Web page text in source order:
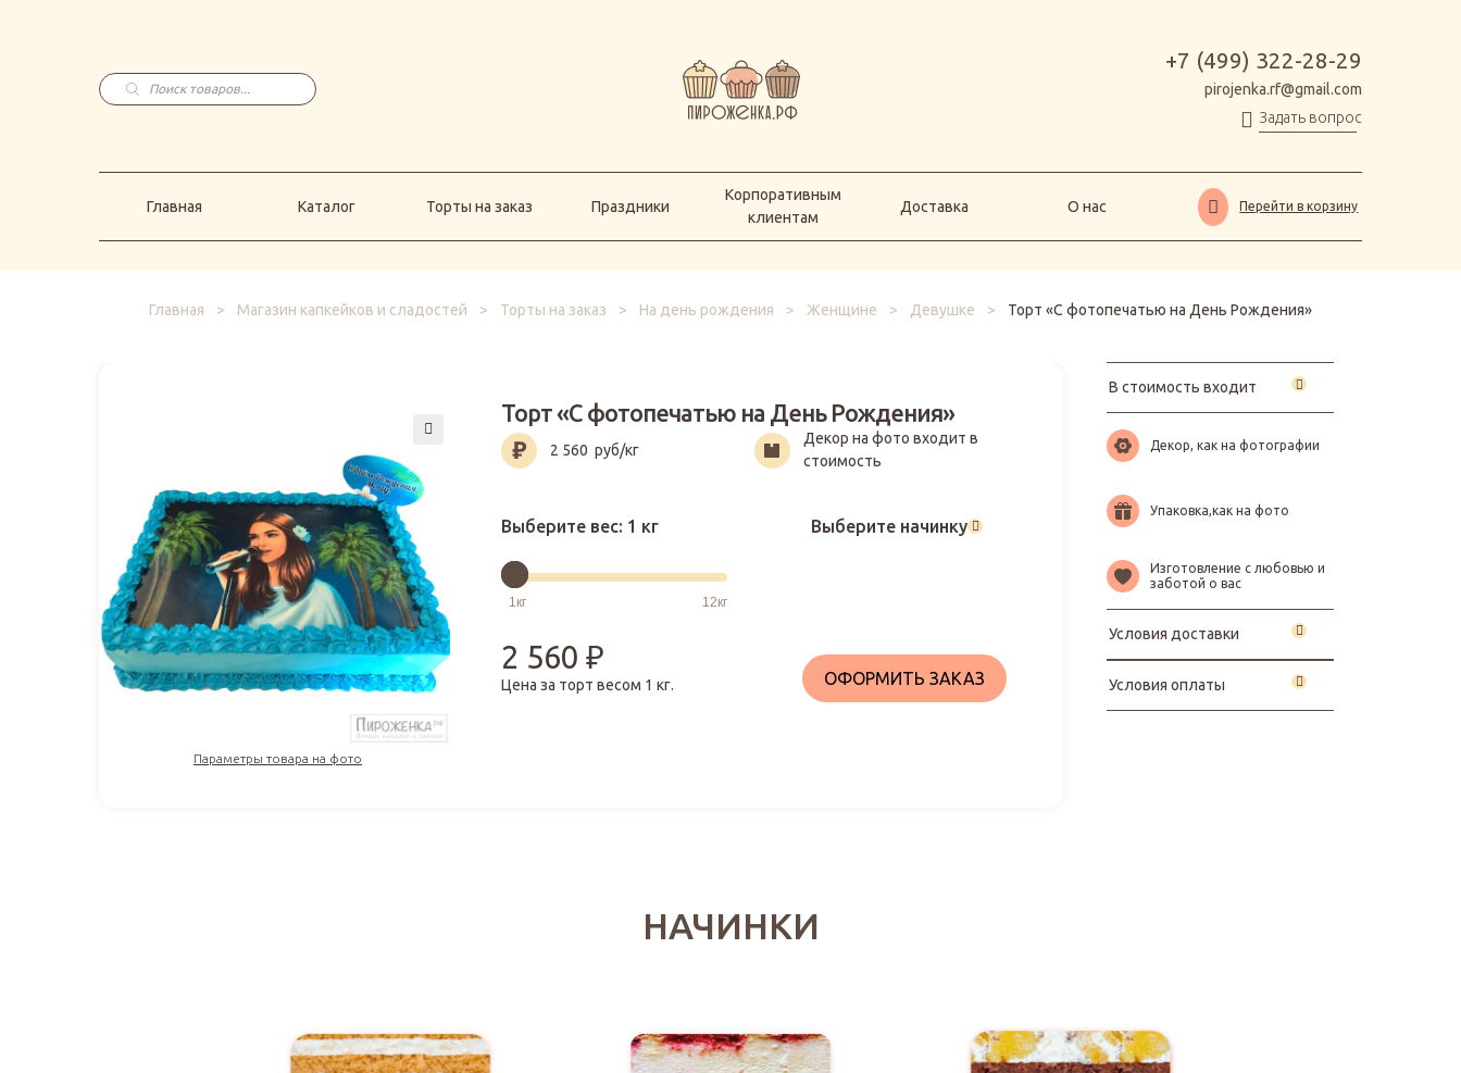
Поиск
товаров
+7 (499) 322-28-29
pirojenka.rf@gmail.com
Задать вопрос
Главная Каталог Торты на заказ Праздники
Корпоративным
клиентам
Доставка О нас Перейти в корзину
Главная > Магазин капкейков и сладостей > Торты на заказ > На день рождения > Женщине > Девушке > Торт «С фотопечатью на День Рождения»
Параметры товара на фото
Торт «С фотопечатью на День Рождения»
2 560 руб/кг
Декор на фото входит в
стоимость
Выберите вес: 1 кг Выберите начинку
2 560₽
Цена за торт весом 1 кг. ОФОРМИТЬ ЗАКАЗ
В стоимость входит
Декор, как на фотографии
Упаковка,как на фото
Изготовление с любовью и
заботой о вас
Условия доставки
Условия оплаты
НАЧИНКИ